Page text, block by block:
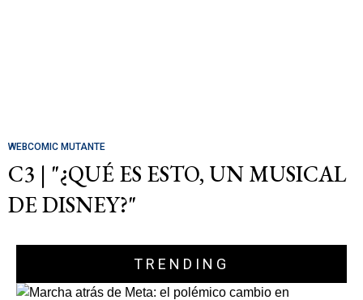
WEBCOMIC MUTANTE
C3 | "¿QUÉ ES ESTO, UN MUSICAL
DE DISNEY?"
TRENDING